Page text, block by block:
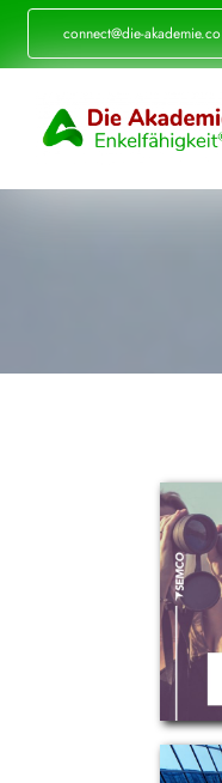
Zum
Inhalt
connect@die-akademie.co